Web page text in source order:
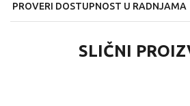
PROVERI DOSTUPNOST U RADNJAMA
SLIČNI